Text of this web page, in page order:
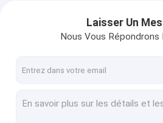
Feuille en caoutchouc
Laisser Un
Nous Vous Répondrons